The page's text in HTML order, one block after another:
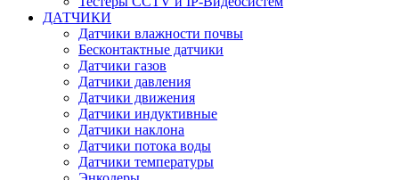
ДАТЧИКИ
Датчики влажности почвы
Бесконтактные датчики
Датчики газов
Датчики давления
Датчики движения
Датчики индуктивные
Датчики наклона
Датчики потока воды
Датчики температуры